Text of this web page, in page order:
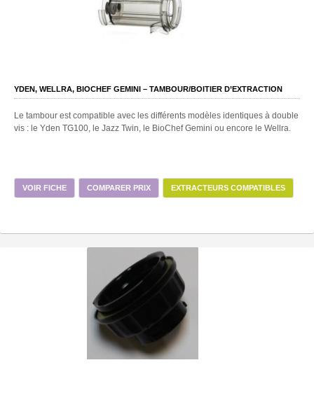
YDEN, WELLRA, BIOCHEF GEMINI – TAMBOUR/BOITIER D’EXTRACTION
Le tambour est compatible avec les différents modèles identiques à double
vis : le Yden TG100, le Jazz Twin, le BioChef Gemini ou encore le Wellra.
VOIR FICHE COMPARER PRIX EXTRACTEURS COMPATIBLES